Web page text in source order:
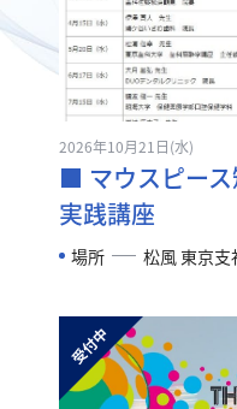
2026年10月21日(水)
■ マウスピース
実践講座
場所 松風 東京支